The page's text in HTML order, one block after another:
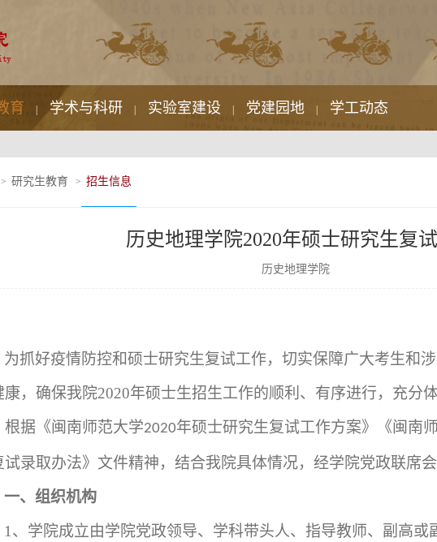
育 学术与科研 实验室建设 党建园地 学工动态
研究生教育 > 招生信息
历史地理学院2020年硕士研究生复
历史地理学院
为抓好疫情防控和硕士研究生复试工作，切实保障广大考生和
康，确保我院2020年硕士生招生工作的顺利、有序进行，充分
根据《闽南师范大学2020年硕士研究生复试工作方案》《闽南
试录取办法》文件精神，结合我院具体情况，经学院党政联席
一、组织机构
1 、学院成立由学院党政领导、学科带头人、指导教师、副高或